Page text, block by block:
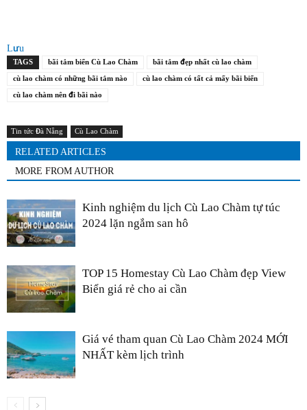
Lưu
TAGS bãi tắm biển Cù Lao Chàm
bãi tắm đẹp nhất cù lao chàm
cù lao chàm có những bãi tắm nào
cù lao chàm có tất cả mấy bãi biển
cù lao chàm nên đi bãi nào
Tin tức Đà Nẵng Cù Lao Chàm
RELATED ARTICLES
MORE FROM AUTHOR
Kinh nghiệm du lịch Cù Lao Chàm tự túc
2024 lặn ngắm san hô
TOP 15 Homestay Cù Lao Chàm đẹp View
Biển giá rẻ cho ai cần
Giá vé tham quan Cù Lao Chàm 2024 MỚI
NHẤT kèm lịch trình